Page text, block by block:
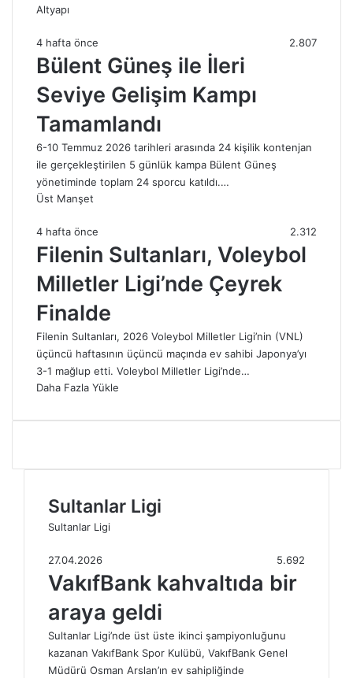
Altyapı
4 hafta önce 2.807
Bülent Güneş ile İleri
Seviye Gelişim Kampı
Tamamlandı
6-10 Temmuz 2026 tarihleri arasında 24 kişilik kontenjan
ile gerçekleştirilen 5 günlük kampa Bülent Güneş
yönetiminde toplam 24 sporcu katıldı.…
Üst Manşet
4 hafta önce 2.312
Filenin Sultanları, Voleybol
Milletler Ligi’nde Çeyrek
Finalde
Filenin Sultanları, 2026 Voleybol Milletler Ligi’nin (VNL)
üçüncü haftasının üçüncü maçında ev sahibi Japonya’yı
3-1 mağlup etti. Voleybol Milletler Ligi’nde…
Daha Fazla Yükle
Sultanlar Ligi
Sultanlar Ligi
27.04.2026 5.692
VakıfBank kahvaltıda bir
araya geldi
Sultanlar Ligi’nde üst üste ikinci şampiyonluğunu
kazanan VakıfBank Spor Kulübü, VakıfBank Genel
Müdürü Osman Arslan’ın ev sahipliğinde